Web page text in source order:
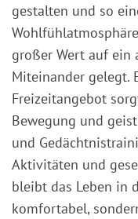
gestalten und so
großer Wert auf ein
Miteinander gelegt.
Freizeitangebot
Bewegung und
und
Aktivitäten und
bleibt das Leben in
komfortabel,